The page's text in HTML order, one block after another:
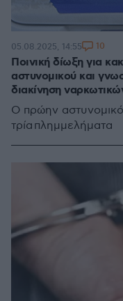
Ποινική δίωξη για
αστυνομικού και
διακίνηση
Ο πρώην
τρία πλημμελήματα
05.08.2025, 14:55 10